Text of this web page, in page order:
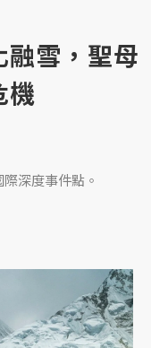
雪，聖母
機
深度事件點。